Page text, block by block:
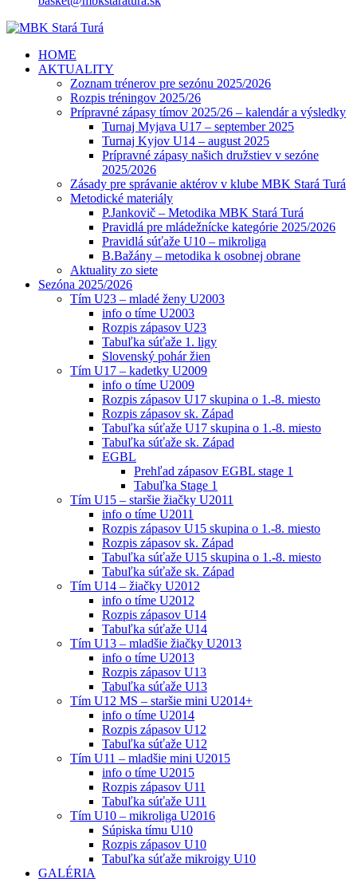
HOME
AKTUALITY
Zoznam trénerov pre sezónu 2025/2026
Rozpis tréningov 2025/26
Prípravné zápasy tímov 2025/26 – kalendár a výsledky
Turnaj Myjava U17 – september 2025
Turnaj Kyjov U14 – august 2025
Prípravné zápasy našich družstiev v sezóne
2025/2026
Zásady pre správanie aktérov v klube MBK Stará Turá
Metodické materiály
P.Jankovič – Metodika MBK Stará Turá
Pravidlá pre mládežnícke kategórie 2025/2026
Pravidlá súťaže U10 – mikroliga
B.Bažány – metodika k osobnej obrane
Aktuality zo siete
Sezóna 2025/2026
Tím U23 – mladé ženy U2003
info o tíme U2003
Rozpis zápasov U23
Tabuľka súťaže 1. ligy
Slovenský pohár žien
Tím U17 – kadetky U2009
info o tíme U2009
Rozpis zápasov U17 skupina o 1.-8. miesto
Rozpis zápasov sk. Západ
Tabuľka súťaže U17 skupina o 1.-8. miesto
Tabuľka súťaže sk. Západ
EGBL
Prehľad zápasov EGBL stage 1
Tabuľka Stage 1
Tím U15 – staršie žiačky U2011
info o tíme U2011
Rozpis zápasov U15 skupina o 1.-8. miesto
Rozpis zápasov sk. Západ
Tabuľka súťaže U15 skupina o 1.-8. miesto
Tabuľka súťaže sk. Západ
Tím U14 – žiačky U2012
info o tíme U2012
Rozpis zápasov U14
Tabuľka súťaže U14
Tím U13 – mladšie žiačky U2013
info o tíme U2013
Rozpis zápasov U13
Tabuľka súťaže U13
Tím U12 MS – staršie mini U2014+
info o tíme U2014
Rozpis zápasov U12
Tabuľka súťaže U12
Tím U11 – mladšie mini U2015
info o tíme U2015
Rozpis zápasov U11
Tabuľka súťaže U11
Tím U10 – mikroliga U2016
Súpiska tímu U10
Rozpis zápasov U10
Tabuľka súťaže mikroigy U10
GALÉRIA